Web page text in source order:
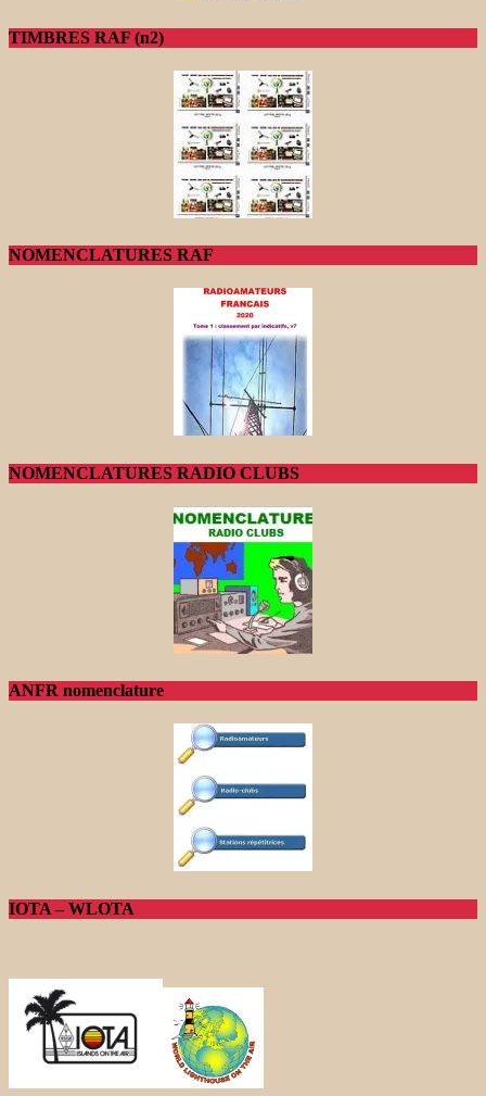
TIMBRES RAF (n2)
NOMENCLATURES RAF
NOMENCLATURES RADIO CLUBS
ANFR nomenclature
IOTA – WLOTA